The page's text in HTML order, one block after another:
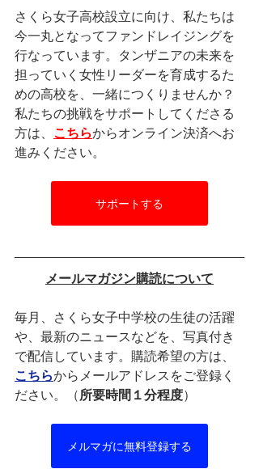
さくら女子高校設立に向け、私たちは
今一丸となってファンドレイジングを
行なっています。タンザニアの未来を
担っていく女性リーダーを育成するた
めの高校を、一緒につくりませんか？
私たちの挑戦をサポートしてくださる
方は、 こちらからオンライン決済へお
進みください。
サポートする
メールマガジン購読について
毎月、さくら女子中学校の生徒の活躍
や、最新のニュースなどを、写真付き
で配信しています。購読希望の方は、
こちらからメールアドレスをご登録く
ださい。（所要時間１分程度）
メルマガに無料登録する